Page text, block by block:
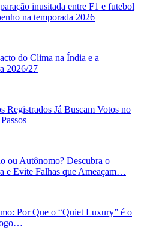
inusitada entre F1 e futebol
na temporada 2026
do Clima na Índia e a
2026/27
Registrados Já Buscam Votos no
ou Autônomo? Descubra o
e Evite Falhas que Ameaçam…
Por Que o “Quiet Luxury” é o